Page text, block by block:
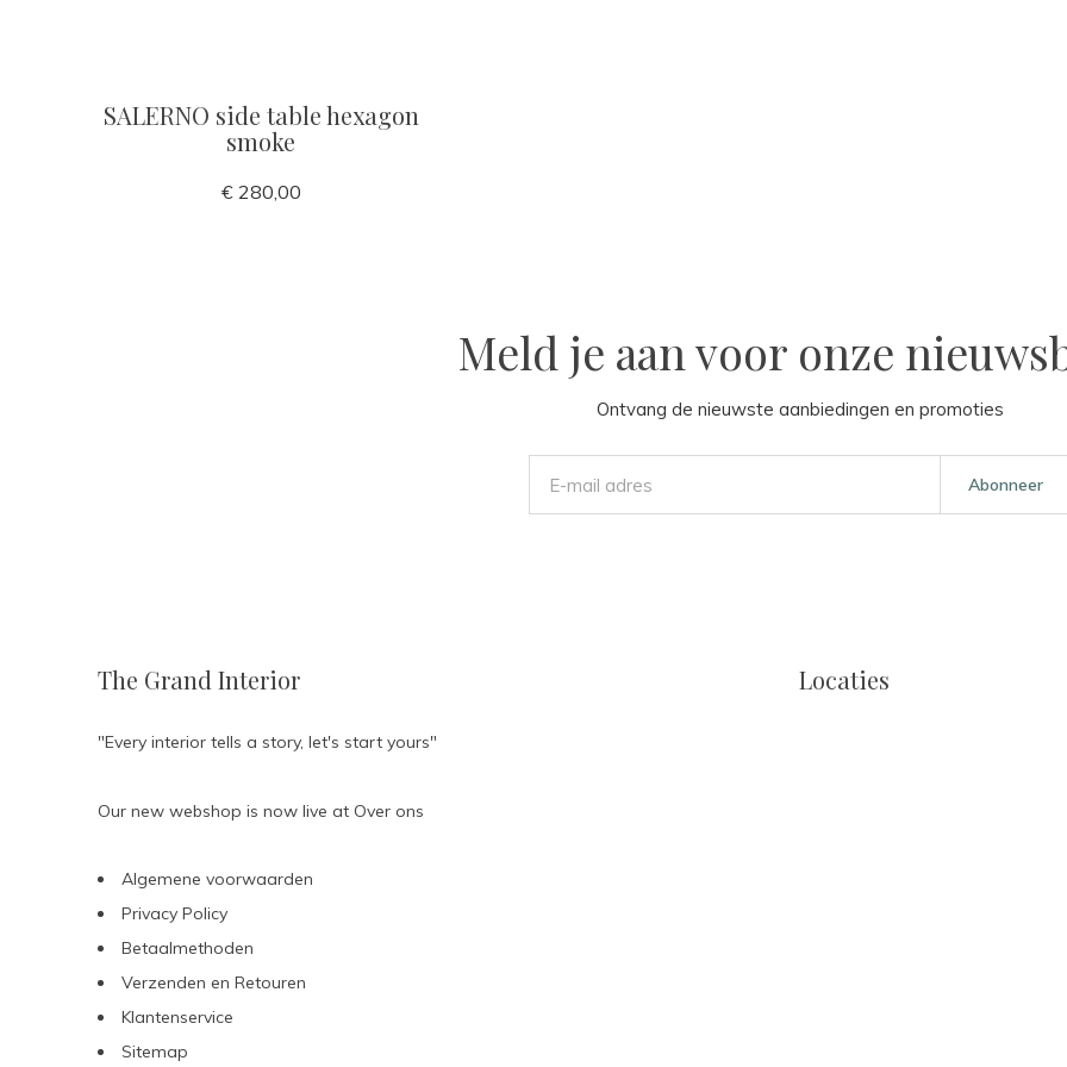
SALERNO side table hexagon
smoke
€ 280,00
Meld je aan voor onze
Ontvang de nieuwste aanbiedingen en promoties
Abonneer
The Grand Interior
"Every interior tells a story, let's start yours"
Our new webshop is now live at Over ons
Algemene voorwaarden
Privacy Policy
Betaalmethoden
Verzenden en Retouren
Klantenservice
Sitemap
Locaties